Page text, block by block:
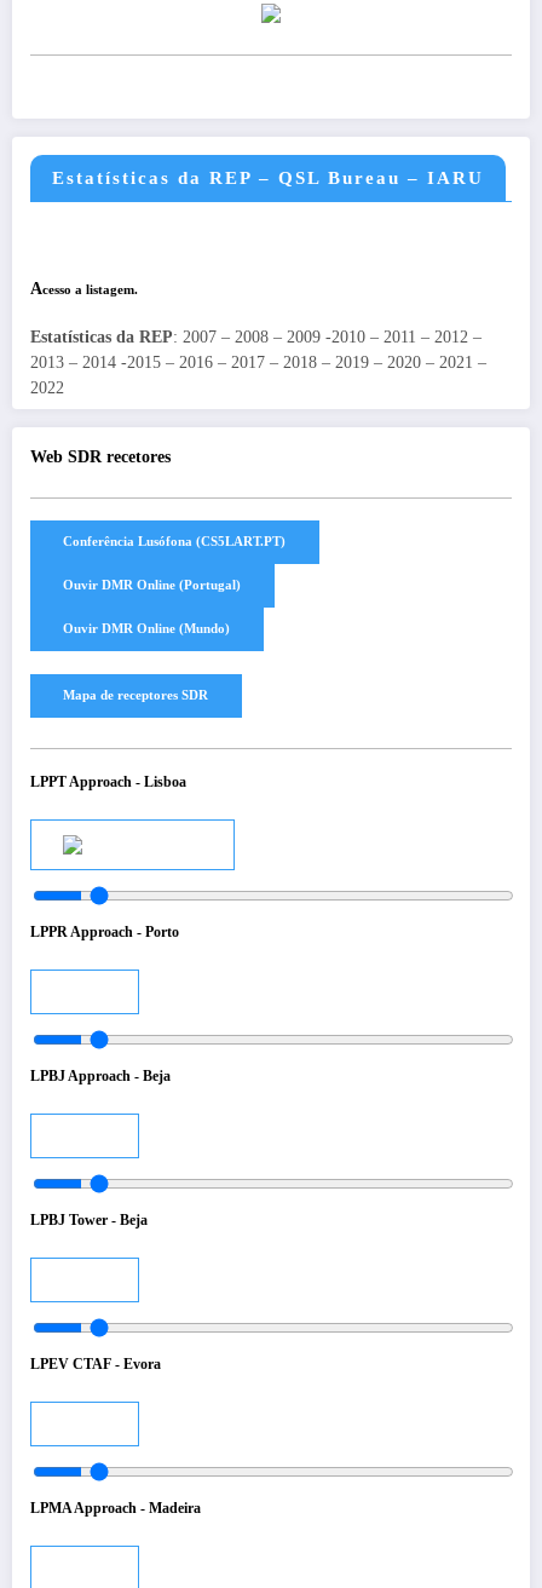
Estatísticas da REP – QSL Bureau – IARU
Acesso a listagem.
Estatísticas da REP: 2007 – 2008 – 2009 -2010 – 2011 – 2012 –
2013 – 2014 -2015 – 2016 – 2017 – 2018 – 2019 – 2020 – 2021 –
2022
Web SDR recetores
LPPT Approach - Lisboa
LPPR Approach - Porto
LPBJ Approach - Beja
LPBJ Tower - Beja
LPEV CTAF - Evora
LPMA Approach - Madeira